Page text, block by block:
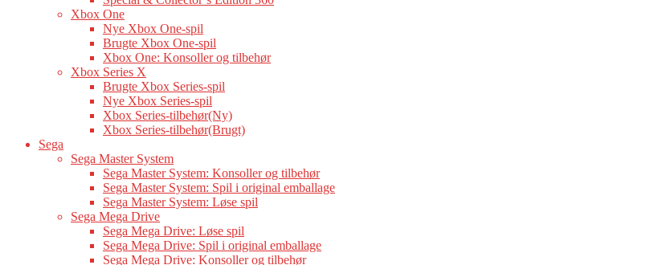
Xbox One
Nye Xbox One-spil
Brugte Xbox One-spil
Xbox One: Konsoller og tilbehør
Xbox Series X
Brugte Xbox Series-spil
Nye Xbox Series-spil
Xbox Series-tilbehør(Ny)
Xbox Series-tilbehør(Brugt)
Sega
Sega Master System
Sega Master System: Konsoller og tilbehør
Sega Master System: Spil i original emballage
Sega Master System: Løse spil
Sega Mega Drive
Sega Mega Drive: Løse spil
Sega Mega Drive: Spil i original emballage
Sega Mega Drive: Konsoller og tilbehør